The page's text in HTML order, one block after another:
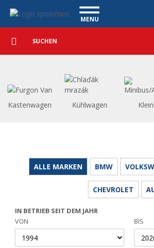
Personenkraftwagen - Vanscentre
Navigace
MENU
NUTZFAHRZEUGE
PERSONENKRAFTWAGEN
WAGENAUSKAUF
REFERENZ
Detaillierte
Suche Suchen
Kastenwagen Kühlwagen
ALLE MARKEN BMW
CHEVROLET
IN BETRIEB SEIT DEM JAHR
VON
BIS